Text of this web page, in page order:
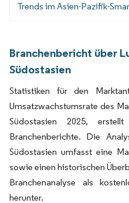
Trends im Asien-Pazifik-
Branchenbericht über
Südostasien
Statistiken für den
Umsatzwachstumsrate des
Südostasien 2025,
Branchenberichte. Die
Südostasien umfasst eine
sowie einen historischen
Branchenanalyse als
herunter.